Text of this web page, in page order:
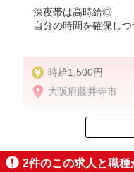
深夜帯は高時給◎
自分の時間を確保し
時給1,500円
大阪府藤井寺市
2件のこの求人と職種